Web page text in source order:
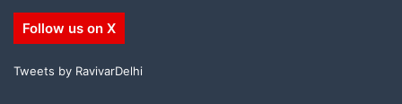
Follow us on X
Tweets by RavivarDelhi